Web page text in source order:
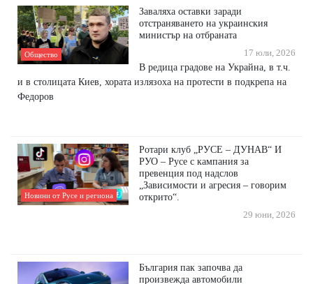
Общество
Заваляха оставки заради
отстраняването на украинския
министър на отбраната
17 юли, 2026
В редица градове на Украйна, в т.ч.
и в столицата Киев, хората излязоха на протести в подкрепа на
Федоров
Новини от Русе и региона
Ротари клуб „РУСЕ – ДУНАВ“ И
РУО – Русе с кампания за
превенция под надслов
„Зависимости и агресия – говорим
открито“.
29 юни, 2026
България пак започва да
произвежда автомобили